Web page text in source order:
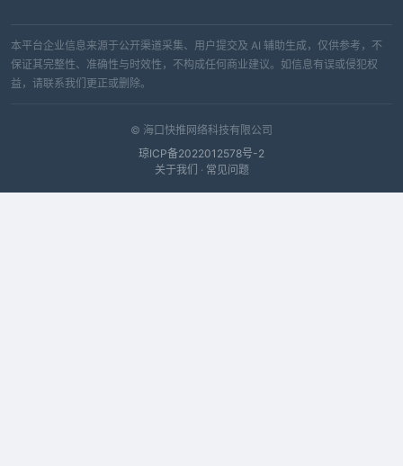
本平台企业信息来源于公开渠道采集、用户提交及 AI 辅助生成，仅供参考，不
保证其完整性、准确性与时效性，不构成任何商业建议。如信息有误或侵犯权
益，请联系我们更正或删除。
© 海口快推网络科技有限公司
琼ICP备2022012578号-2
关于我们 · 常见问题